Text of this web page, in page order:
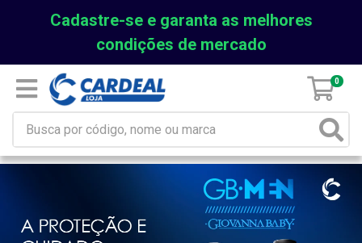
Cadastre-se e garanta as melhores
condições de mercado
0